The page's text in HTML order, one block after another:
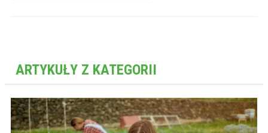
ARTYKUŁY Z KATEGORII